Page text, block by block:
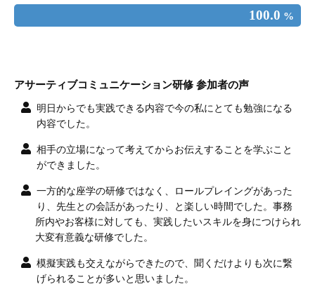
100.0 %
アサーティブコミュニケーション研修 参加者の声
明日からでも実践できる内容で今の私にとても勉強になる
内容でした。
相手の立場になって考えてからお伝えすることを学ぶこと
ができました。
一方的な座学の研修ではなく、ロールプレイングがあった
り、先生との会話があったり、と楽しい時間でした。事務
所内やお客様に対しても、実践したいスキルを身につけられ
大変有意義な研修でした。
模擬実践も交えながらできたので、聞くだけよりも次に繋
げられることが多いと思いました。